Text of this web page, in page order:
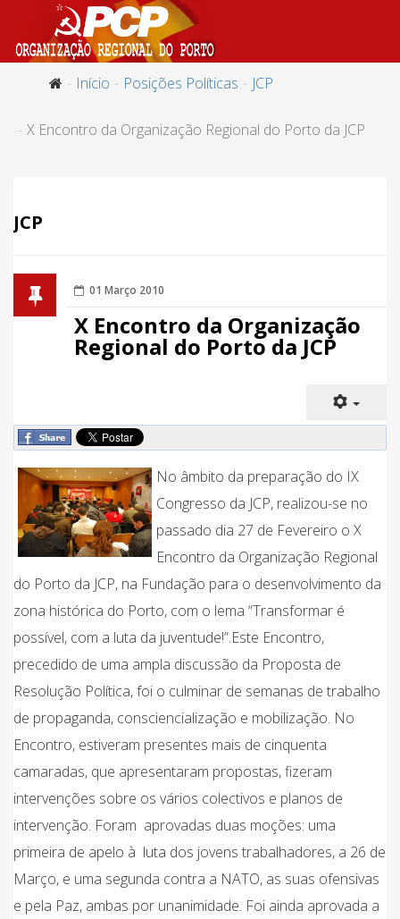
Início Posições Políticas JCP
X Encontro da Organização Regional do Porto da JCP
JCP
01 Março 2010
X Encontro da Organização
Regional do Porto da JCP
No âmbito da preparação do IX
Congresso da JCP, realizou-se no
passado dia 27 de Fevereiro o X
Encontro da Organização Regional
do Porto da JCP, na Fundação para o desenvolvimento da
zona histórica do Porto, com o lema “Transformar é
possível, com a luta da juventude!”.Este Encontro,
precedido de uma ampla discussão da Proposta de
Resolução Política, foi o culminar de semanas de trabalho
de propaganda, consciencialização e mobilização. No
Encontro, estiveram presentes mais de cinquenta
camaradas, que apresentaram propostas, fizeram
intervenções sobre os vários colectivos e planos de
intervenção. Foram aprovadas duas moções: uma
primeira de apelo à luta dos jovens trabalhadores, a 26 de
Março, e uma segunda contra a NATO, as suas ofensivas
e pela Paz, ambas por unanimidade. Foi ainda aprovada a